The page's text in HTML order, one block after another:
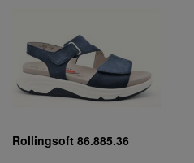
Rollingsoft 86.885.36